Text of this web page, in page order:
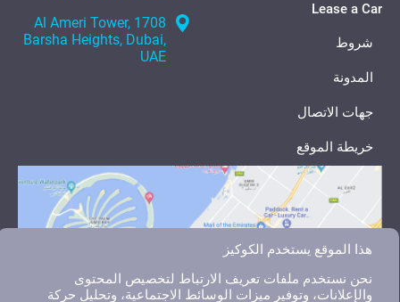
Lease a Car
شروط
المدونة
جهات الاتصال
خريطة الموقع
1708 Al Ameri Tower,
Barsha Heights, Dubai,
UAE
هذا الموقع يستخدم الكوكيز
نحن نستخدم ملفات تعريف الارتباط لتخصيص المحتوى
والإعلانات، وتوفير ميزات الوسائط الاجتماعية، وتحليل حركة